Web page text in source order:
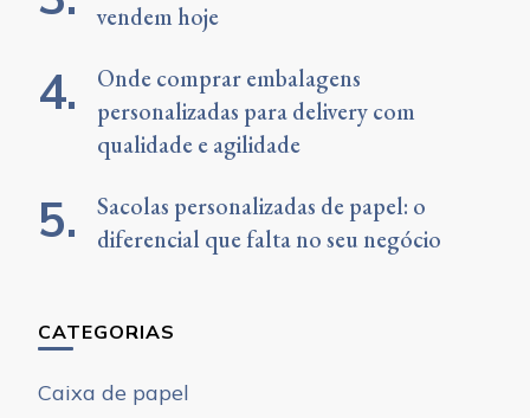
vendem hoje
Onde comprar embalagens
personalizadas para delivery com
qualidade e agilidade
Sacolas personalizadas de papel: o
diferencial que falta no seu negócio
CATEGORIAS
Caixa de papel